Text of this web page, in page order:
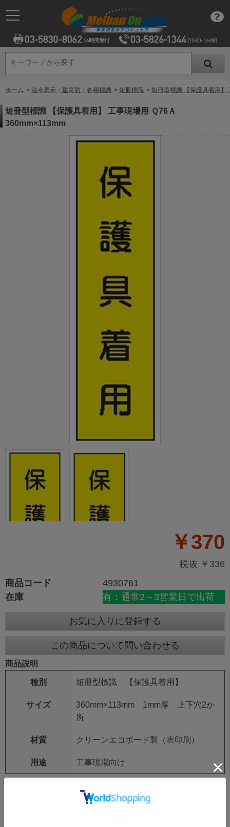
キーワードから探す
キーワードから探す
ホーム > 法令表示・建災防・各種標識 > 短冊標識 > 短冊型標識 【保護具着用】
短冊型標識 【保護具着用】 工事現場用 Ｑ76Ａ
360mm×113mm
￥370
税抜 ￥336
商品コード
4930761
在庫
有：通常2～3営業日で出荷
お気に入りに登録する
この商品について問い合わせる
商品説明
種別 短冊型標識 【保護具着用】
サイズ
360mm×113mm 1mm厚 上下穴2か
所
材質 クリーンエコボード製（表印刷）
用途 工事現場向け